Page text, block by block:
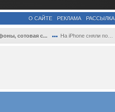
О САЙТЕ РЕКЛАМА РАССЫЛКА
сотовая с... На iPhone сняли полноценный голливудский...